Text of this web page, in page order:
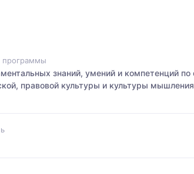
программы
знаний, умений и компетенций
правовой культуры и культуры